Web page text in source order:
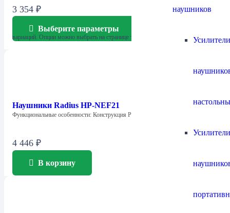
наушников
3 354 ₽
Выберите параметры
вариаций. Опции можно выбрать на странице товара.
Наушники Radius HP-NEF21
Функциональные особенности: Конструкция Precision Acoustic Resistor…
4 446 ₽
В корзину